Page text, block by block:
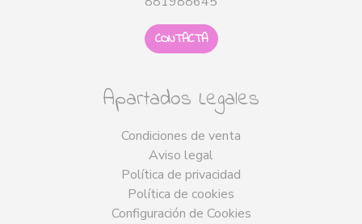
CONTACTA
Apartados Legales
Condiciones de venta
Aviso legal
Política de privacidad
Política de cookies
Configuración de Cookies